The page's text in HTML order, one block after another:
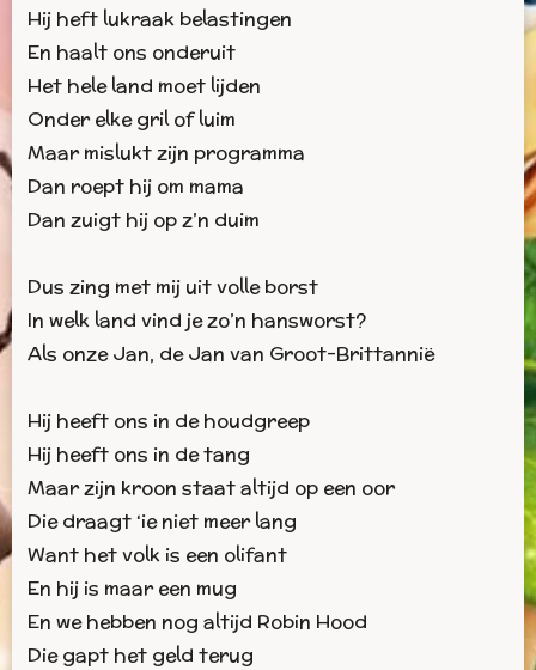
Hij heft lukraak belastingen
En haalt ons onderuit
Het hele land moet lijden
Onder elke gril of luim
Maar mislukt zijn programma
Dan roept hij om mama
Dan zuigt hij op z’n duim
Dus zing met mij uit volle borst
In welk land vind je zo’n hansworst?
Als onze Jan, de Jan van Groot-Brittannië
Hij heeft ons in de houdgreep
Hij heeft ons in de tang
Maar zijn kroon staat altijd op een oor
Die draagt ‘ie niet meer lang
Want het volk is een olifant
En hij is maar een mug
En we hebben nog altijd Robin Hood
Die gapt het geld terug